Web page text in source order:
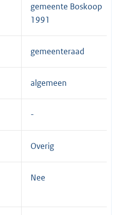
gemeente Boskoop
1991
gemeenteraad
algemeen
Overig
Nee